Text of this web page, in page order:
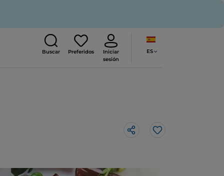
Buscar Preferidos
Iniciar
sesión
ES
Me gusta